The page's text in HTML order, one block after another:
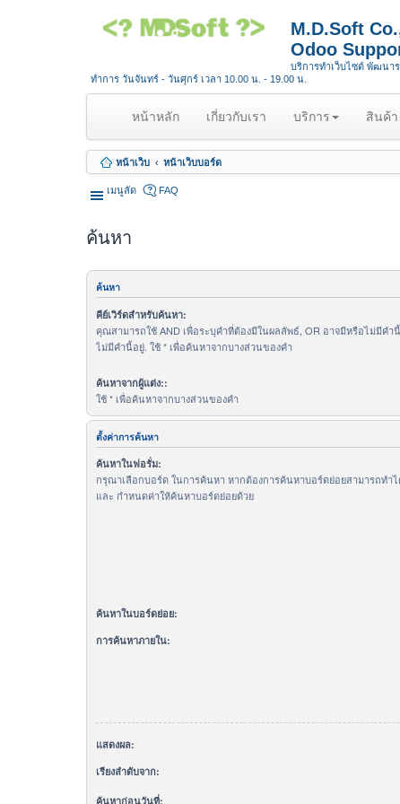
M.D.Soft
Odoo
บริการทำเว็บไซต์ พัฒนาร
ทำการ วันจันทร์ - วันศุกร์ เวลา 10.00 น. - 19.00 น.
หน้าหลัก(
u
r
เกี่ยวกับเรา บริการ สินค้า
หน้าเว็บ หน้าเว็บบอร์ด
เมนูลัด FAQ
ค้นหา
ค้นหา
คีย์เวิร์ดสำหรับค้นหา:
คุณสามารถใช้ AND เพื่อระบุคำที่ต้องมีในผลลัพธ์, OR อาจมีหรือไม่มีคำ
ไม่มีคำนี้อยู่. ใช้ * เพื่อค้นหาจากบางส่วนของคำ
ค้นหาจากผู้แต่ง::
ใช้ * เพื่อค้นหาจากบางส่วนของคำ
ตั้งค่าการค้นหา
ค้นหาในฟอรั่ม:
กรุณาเลือกบอร์ด ในการค้นหา หากต้องการค้นหาบอร์ดย่อยสามารถทำ
และ กำหนดค่าให้ค้นหาบอร์ดย่อยด้วย
ค้นหาในบอร์ดย่อย:
การค้นหาภายใน:
แสดงผล:
เรียงลำดับจาก:
ค้นหาก่อนวันที่: